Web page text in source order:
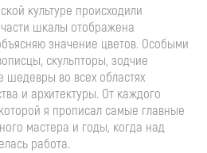
культуре происходили
шкалы отображена
значение цветов. Особыми
скульпторы, зодчие
во всех областях
и архитектуры. От каждого
я прописал самые главные
мастера и годы, когда над
работа.